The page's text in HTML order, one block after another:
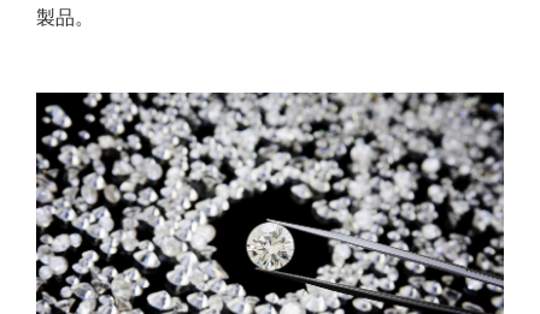
製品。